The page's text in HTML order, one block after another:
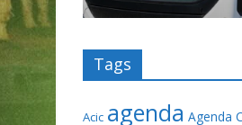
Tags
Acic agenda Agenda